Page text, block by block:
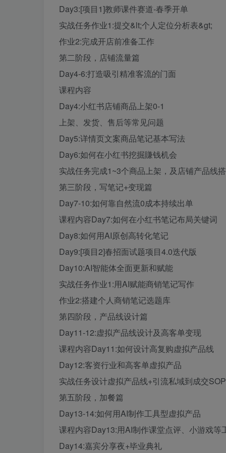
Day3:[项目1]教师课件赛道-春季开单
实战任务作业1:提交&lt;个人定位分析表&gt;
作业2:完成开店前准备工作
第二阶段，店铺流量篇
Day4-6:打造吸引精准客流的门面
课程内容
Day4:小红书店铺商品上架0-1
上架、发货、售后等常见问题
Day5:详情页文案商品笔记基本写法
Day6:如何在小红书挖掘賺钱机会
实战任务完成1~3个商品上架，及店铺产品线
第三阶段，写笔记+变现篇
Day7-10:如何靠自然流0成本持续出单
课程内容Day7:如何在小红书笔记布局关键词
Day8:如何用AI原创高转化笔记
Day9:[项目2]春招面试题项目4.0迭代版
Day10:AI智能体全面更新和赋能
实战任务作业1:用AI赋能商销笔记写作
作业2:搭建个人商销笔记选题库
第四阶段，产品线设计篇
Day11-12:虚拟产品线设计及高客单变现
课程内容Day11:如何设计高复购虚拟产品线
Day12:客资行业和高客单虚拟产品
实战任务设计虚拟产品线+引流私域到成交SOP
第五阶段，加餐篇
Day13-14:如何用AI制作工具型虚拟产品
课程内容Day13:用AI制作课堂点评、小游戏等
Day14:嘉宾分享夜+毕业典礼